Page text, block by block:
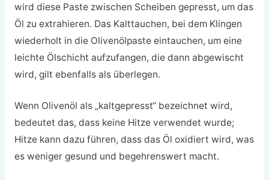
wird diese Paste zwischen Scheiben gepresst, um das
Öl zu extrahieren. Das Kalttauchen, bei dem Klingen
wiederholt in die Olivenölpaste eintauchen, um eine
leichte Ölschicht aufzufangen, die dann abgewischt
wird, gilt ebenfalls als überlegen.
Wenn Olivenöl als „kaltgepresst“ bezeichnet wird,
bedeutet das, dass keine Hitze verwendet wurde;
Hitze kann dazu führen, dass das Öl oxidiert wird, was
es weniger gesund und begehrenswert macht.